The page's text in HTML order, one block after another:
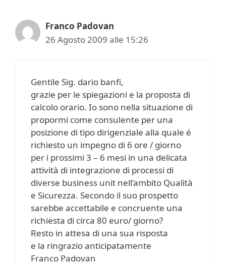
Franco Padovan
26 Agosto 2009 alle 15:26
Gentile Sig. dario banfi,
grazie per le spiegazioni e la proposta di
calcolo orario. Io sono nella situazione di
propormi come consulente per una
posizione di tipo dirigenziale alla quale é
richiesto un impegno di 6 ore / giorno
per i prossimi 3 – 6 mesi in una delicata
attività di integrazione di processi di
diverse business unit nell’ambito Qualità
e Sicurezza. Secondo il suo prospetto
sarebbe accettabile e concruente una
richiesta di circa 80 euro/ giorno?
Resto in attesa di una sua risposta
e la ringrazio anticipatamente
Franco Padovan